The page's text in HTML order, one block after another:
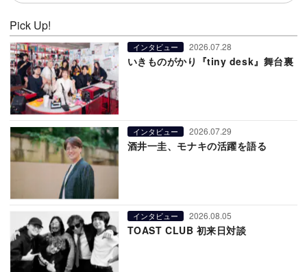
Pick Up!
インタビュー 2026.07.28
いきものがかり『tiny desk』舞台裏
インタビュー 2026.07.29
酒井一圭、モナキの活躍を語る
インタビュー 2026.08.05
TOAST CLUB 初来日対談